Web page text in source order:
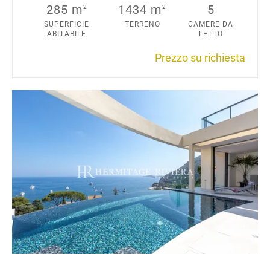
285 m2
SUPERFICIE
ABITABILE
1434 m2
TERRENO
5
CAMERE DA
LETTO
Prezzo su richiesta